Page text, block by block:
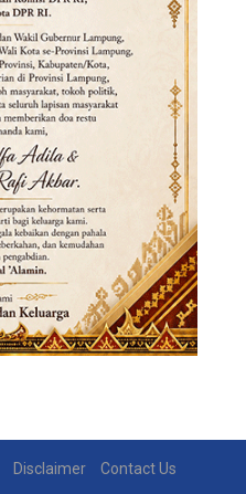
Disclaimer Contact Us